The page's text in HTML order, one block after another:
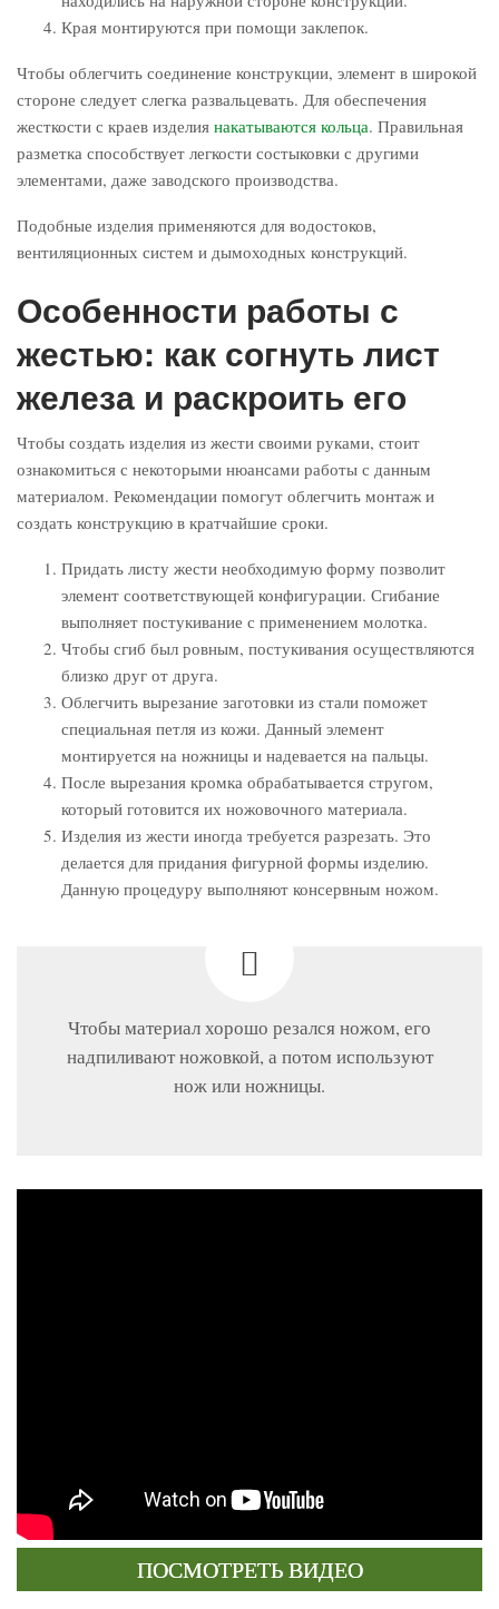
Края монтируются при помощи заклепок.
Чтобы облегчить соединение конструкции, элемент в широкой
стороне следует слегка развальцевать. Для обеспечения
жесткости с краев изделия накатываются кольца. Правильная
разметка способствует легкости состыковки с другими
элементами, даже заводского производства.
Подобные изделия применяются для водостоков,
вентиляционных систем и дымоходных конструкций.
Особенности работы с
жестью: как согнуть лист
железа и раскроить его
Чтобы создать изделия из жести своими руками, стоит
ознакомиться с некоторыми нюансами работы с данным
материалом. Рекомендации помогут облегчить монтаж и
создать конструкцию в кратчайшие сроки.
Придать листу жести необходимую форму позволит
элемент соответствующей конфигурации. Сгибание
выполняет постукивание с применением молотка.
Чтобы сгиб был ровным, постукивания осуществляются
близко друг от друга.
Облегчить вырезание заготовки из стали поможет
специальная петля из кожи. Данный элемент
монтируется на ножницы и надевается на пальцы.
После вырезания кромка обрабатывается стругом,
который готовится их ножовочного материала.
Изделия из жести иногда требуется разрезать. Это
делается для придания фигурной формы изделию.
Данную процедуру выполняют консервным ножом.
Чтобы материал хорошо резался ножом, его
надпиливают ножовкой, а потом используют
нож или ножницы.
ПОСМОТРЕТЬ ВИДЕО